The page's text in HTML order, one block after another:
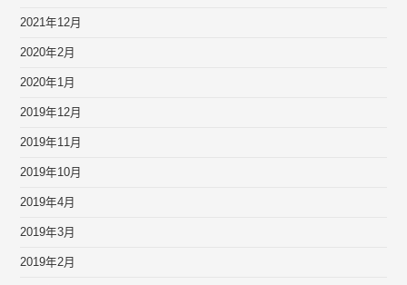
2021年12月
2020年2月
2020年1月
2019年12月
2019年11月
2019年10月
2019年4月
2019年3月
2019年2月